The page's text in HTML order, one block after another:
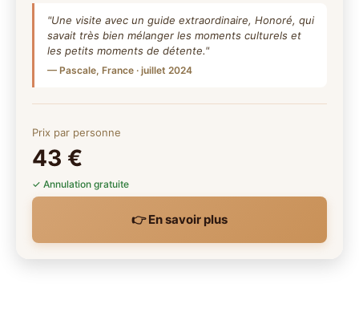
"Une visite avec un guide extraordinaire, Honoré, qui
savait très bien mélanger les moments culturels et
les petits moments de détente."
— Pascale, France · juillet 2024
Prix par personne
43 €
✓ Annulation gratuite
👉 En savoir plus